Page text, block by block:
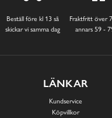
Beställ före kl 13 så
skickar vi samma dag
Fraktfritt över
annars 59 -
LÄNKAR
Kundservice
Köpvillkor